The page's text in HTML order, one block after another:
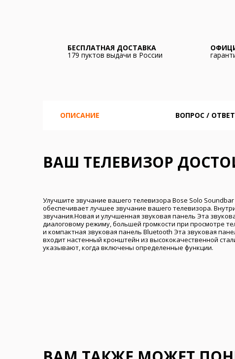
БЕСПЛАТНАЯ ДОСТАВКА
179 пуктов выдачи в России
ОПИСАНИЕ ВОПРОС / ОТВЕТ
ВАШ ТЕЛЕВИЗОР
Улучшите звучание вашего телевизора Bose Solo
обеспечивает лучшее звучание вашего телевизора.
звучания.Новая и улучшенная звуковая панель Эта
диалоговому режиму, большей громкости при просмотре
и компактная звуковая панель Bluetooth Эта звуковая
входит настенный кронштейн из высококачественной
указывают, когда включены определенные функции.